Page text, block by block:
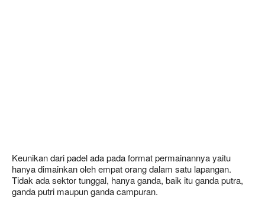
Keunikan dari padel ada pada format permainannya yaitu
hanya dimainkan oleh empat orang dalam satu lapangan.
Tidak ada sektor tunggal, hanya ganda, baik itu ganda putra,
ganda putri maupun ganda campuran.